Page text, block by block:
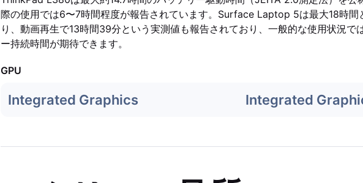
際の使用では6〜7時間程度が報告されています。Surface Laptop 5は最大18時間
り、動画再生で13時間39分という実測値も報告されており、一般的な使用状況で
ー持続時間が期待できます。
GPU
Integrated Graphics Integrated